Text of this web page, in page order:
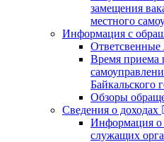
замещения
местного
Информация с
Ответсвенные
Время приема
Байкальского
Обзоры
Сведения о доходах
Информация о
служащих